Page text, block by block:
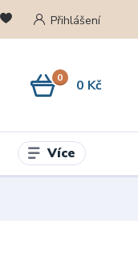
Přihlášení
0 0 Kč
Více